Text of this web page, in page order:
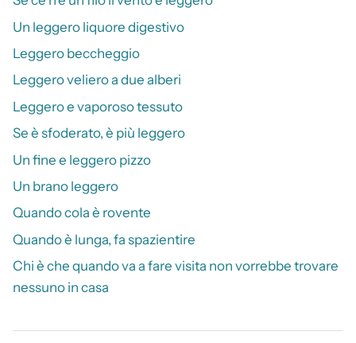
Un leggero liquore digestivo
Leggero beccheggio
Leggero veliero a due alberi
Leggero e vaporoso tessuto
Se è sfoderato, è più leggero
Un fine e leggero pizzo
Un brano leggero
Quando cola è rovente
Quando è lunga, fa spazientire
Chi è che quando va a fare visita non vorrebbe trovare
nessuno in casa